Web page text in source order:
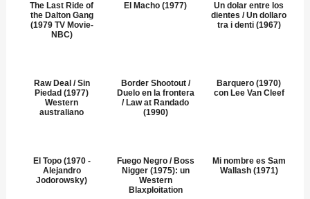
The Last Ride of
the Dalton Gang
(1979 TV Movie-
NBC)
El Macho (1977)
Un dolar entre los
dientes / Un dollaro
tra i denti (1967)
Raw Deal / Sin
Piedad (1977)
Western
australiano
Border Shootout /
Duelo en la frontera
/ Law at Randado
(1990)
Barquero (1970)
con Lee Van Cleef
El Topo (1970 -
Alejandro
Jodorowsky)
Fuego Negro / Boss
Nigger (1975): un
Western
Blaxploitation
Mi nombre es Sam
Wallash (1971)